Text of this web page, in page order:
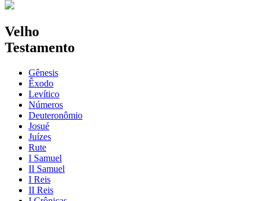
Velho
Testamento
Gênesis
Êxodo
Levítico
Números
Deuteronômio
Josué
Juízes
Rute
I Samuel
II Samuel
I Reis
II Reis